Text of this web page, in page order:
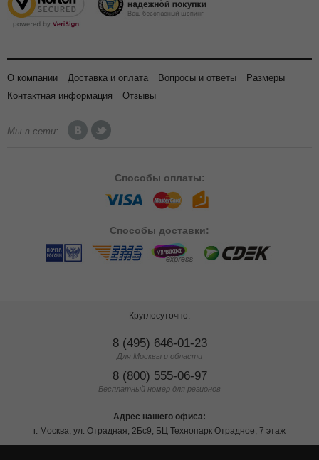
О компании Доставка и оплата Вопросы и ответы
Размеры
Контактная информация
Отзывы
Мы в сети:
Способы оплаты:
Способы доставки:
Круглосуточно.
8 (495) 646-01-23
Для Москвы и области
8 (800) 555-06-97
Бесплатный номер для регионов
Адрес нашего офиса:
г. Москва, ул. Отрадная, 2Бс9, БЦ Технопарк Отрадное, 7 этаж